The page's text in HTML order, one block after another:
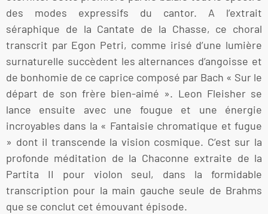
des modes expressifs du cantor. A l’extrait
séraphique de la Cantate de la Chasse, ce choral
transcrit par Egon Petri, comme irisé d’une lumière
surnaturelle succèdent les alternances d’angoisse et
de bonhomie de ce caprice composé par Bach « Sur le
départ de son frère bien-aimé ». Leon Fleisher se
lance ensuite avec une fougue et une énergie
incroyables dans la « Fantaisie chromatique et fugue
» dont il transcende la vision cosmique. C’est sur la
profonde méditation de la Chaconne extraite de la
Partita II pour violon seul, dans la formidable
transcription pour la main gauche seule de Brahms
que se conclut cet émouvant épisode.